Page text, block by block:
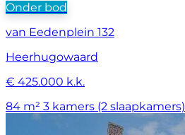
Onder bod
van Eedenplein 132
Heerhugowaard
€ 425.000 k.k.
84 m² 3 kamers (2 slaapkamers)